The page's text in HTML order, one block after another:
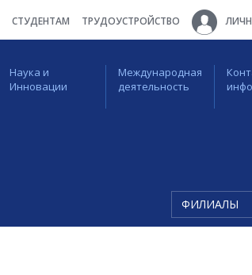
СТУДЕНТАМ ТРУДОУСТРОЙСТВО
Наука и
Инновации
Международная
деятельность
ФИЛИАЛЫ